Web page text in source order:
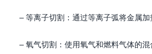
– 等离子切割：通过等离子弧将金属
– 氧气切割：使用氧气和燃料气体的